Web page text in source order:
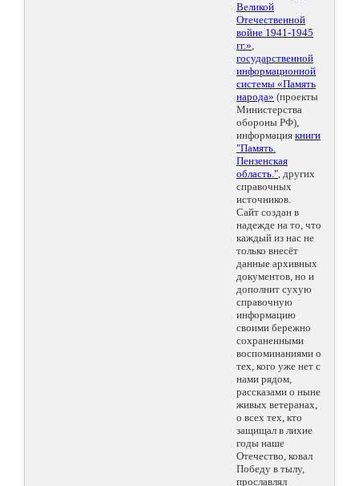
Великой
Отечественной
войне 1941-1945
гг.»,
государственной
информационной
системы «Память
народа» (проекты
Министерства
обороны РФ),
информация книги
"Память.
Пензенская
область.", других
справочных
источников.
Сайт создан в
надежде на то, что
каждый из нас не
только внесёт
данные архивных
документов, но и
дополнит сухую
справочную
информацию
своими бережно
сохраненными
воспоминаниями о
тех, кого уже нет с
нами рядом,
рассказами о ныне
живых ветеранах,
о всех тех, кто
защищал в лихие
годы наше
Отечество, ковал
Победу в тылу,
прославлял